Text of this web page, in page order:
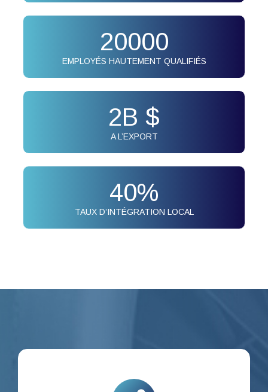
20000
EMPLOYÉS HAUTEMENT QUALIFIÉS
2B $
A L’EXPORT
40%
TAUX D’INTÉGRATION LOCAL